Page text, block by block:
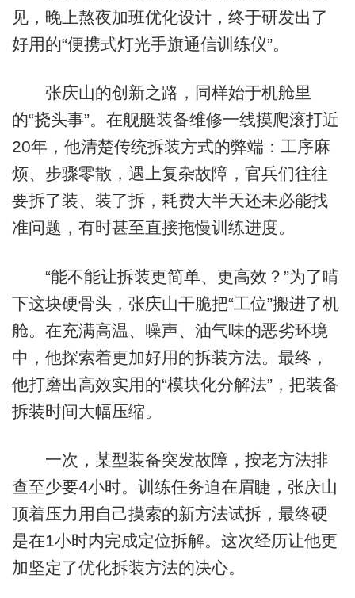
见，晚上熬夜加班优化设计，终于研发出了
好用的“便携式灯光手旗通信训练仪”。
张庆山的创新之路，同样始于机舱里
的“挠头事”。在舰艇装备维修一线摸爬滚打近
20年，他清楚传统拆装方式的弊端：工序麻
烦、步骤零散，遇上复杂故障，官兵们往往
要拆了装、装了拆，耗费大半天还未必能找
准问题，有时甚至直接拖慢训练进度。
“能不能让拆装更简单、更高效？”为了啃
下这块硬骨头，张庆山干脆把“工位”搬进了机
舱。在充满高温、噪声、油气味的恶劣环境
中，他探索着更加好用的拆装方法。最终，
他打磨出高效实用的“模块化分解法”，把装备
拆装时间大幅压缩。
一次，某型装备突发故障，按老方法排
查至少要4小时。训练任务迫在眉睫，张庆山
顶着压力用自己摸索的新方法试拆，最终硬
是在1小时内完成定位拆解。这次经历让他更
加坚定了优化拆装方法的决心。